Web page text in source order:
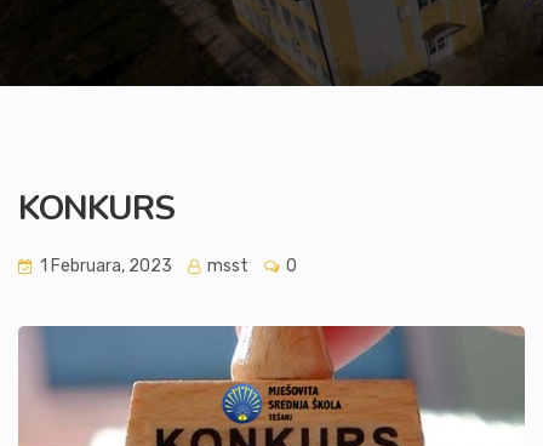
KONKURS
1 Februara, 2023 msst 0